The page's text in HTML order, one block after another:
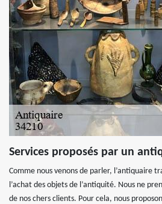
Services proposés par un
Comme nous venons de parler, l’antiquaire
l’achat des objets de l’antiquité. Nous ne
de nos chers clients. Pour cela, nous